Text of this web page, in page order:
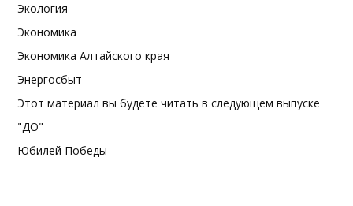
Экология
Экономика
Экономика Алтайского края
Энергосбыт
Этот материал вы будете читать в следующем выпуске
"ДО"
Юбилей Победы